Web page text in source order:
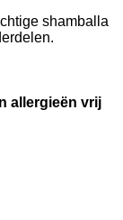
shamballa
allergieën vrij